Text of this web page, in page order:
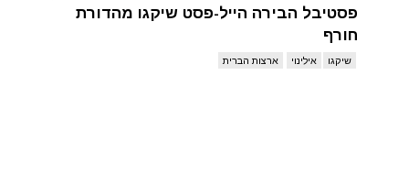
פסטיבל הבירה הייל-פסט שיקגו מהדורת
חורף
שיקגו אילינוי ארצות הברית